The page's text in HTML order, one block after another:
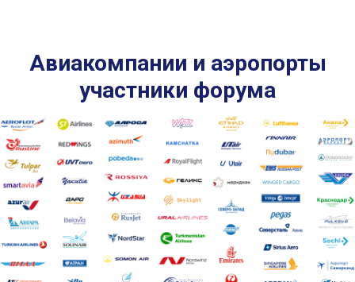
Авиакомпании и аэропорты
участники форума